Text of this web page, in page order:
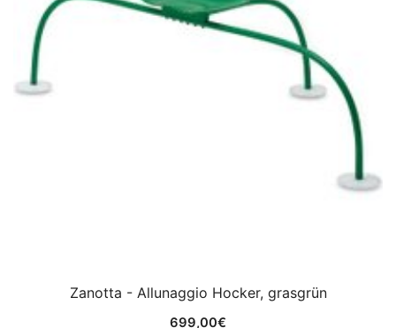
Zanotta - Allunaggio Hocker, grasgrün
699,00€